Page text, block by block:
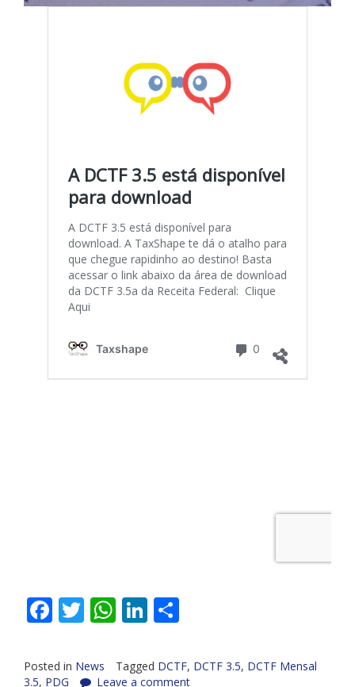
Facebook
Twitter
WhatsApp
LinkedIn
Posted in News Tagged DCTF, DCTF 3.5, DCTF Mensal
3.5, PDG Leave a comment